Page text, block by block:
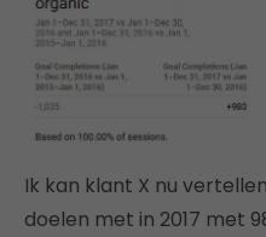
Ik kan klant X nu
doelen met in 2017 met